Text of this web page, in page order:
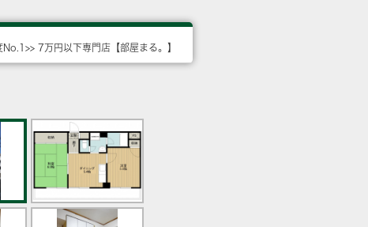
No.1>> 7万円以下専門店【部屋まる。】